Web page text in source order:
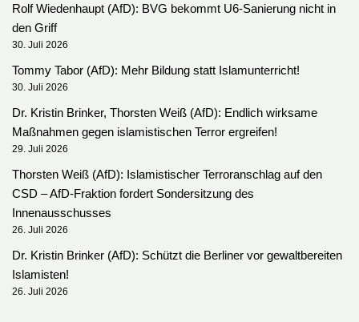
Rolf Wiedenhaupt (AfD): BVG bekommt U6-Sanierung nicht in
den Griff
30. Juli 2026
Tommy Tabor (AfD): Mehr Bildung statt Islamunterricht!
30. Juli 2026
Dr. Kristin Brinker, Thorsten Weiß (AfD): Endlich wirksame
Maßnahmen gegen islamistischen Terror ergreifen!
29. Juli 2026
Thorsten Weiß (AfD): Islamistischer Terroranschlag auf den
CSD – AfD-Fraktion fordert Sondersitzung des
Innenausschusses
26. Juli 2026
Dr. Kristin Brinker (AfD): Schützt die Berliner vor gewaltbereiten
Islamisten!
26. Juli 2026